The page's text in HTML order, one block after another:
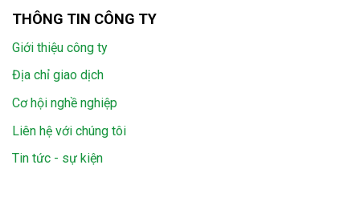
THÔNG TIN CÔNG TY
Giới thiệu công ty
Địa chỉ giao dịch
Cơ hội nghề nghiệp
Liên hệ với chúng tôi
Tin tức - sự kiện